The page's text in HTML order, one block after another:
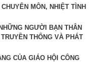
MÔN, NHIỆT TÌNH
NGƯỜI BẠN THÂN
THỐNG VÀ PHÁT
CỦA GIÁO HỘI CÔNG